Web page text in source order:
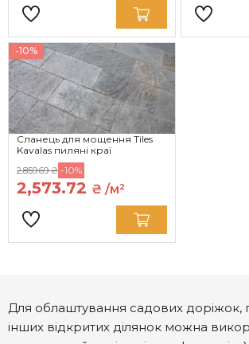
-10%
Сланець для мощення Tiles
Kavalas пиляні краї
2,859.69 ₴ -10%
2,573.72 ₴ /м²
Для облаштування садових доріжок,
інших відкритих ділянок можна